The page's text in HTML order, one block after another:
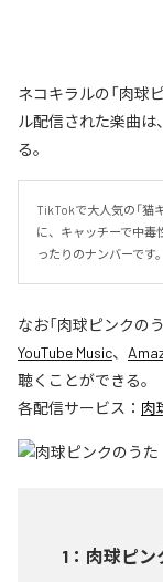
ネコキラルの「肉球
ル配信された楽曲は
る。
TikTokで大人気の「猫
に、キャッチーで中毒
ったりのナンバーです。
なお「肉球ピンクの
YouTube Music、
聴くことができる。
各配信サービス： 肉
1 ： 肉球ピン